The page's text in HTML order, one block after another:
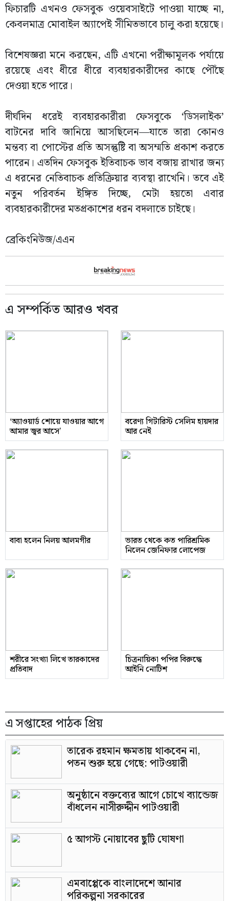
ফিচারটি এখনও ফেসবুক ওয়েবসাইটে পাওয়া যাচ্ছে না,
কেবলমাত্র মোবাইল অ্যাপেই সীমিতভাবে চালু করা হয়েছে।
বিশেষজ্ঞরা মনে করছেন, এটি এখনো পরীক্ষামূলক পর্যায়ে
রয়েছে এবং ধীরে ধীরে ব্যবহারকারীদের কাছে পৌঁছে
দেওয়া হতে পারে।
দীর্ঘদিন ধরেই ব্যবহারকারীরা ফেসবুকে ‘ডিসলাইক’
বাটনের দাবি জানিয়ে আসছিলেন—যাতে তারা কোনও
মন্তব্য বা পোস্টের প্রতি অসন্তুষ্টি বা অসম্মতি প্রকাশ করতে
পারেন। এতদিন ফেসবুক ইতিবাচক ভাব বজায় রাখার জন্য
এ ধরনের নেতিবাচক প্রতিক্রিয়ার ব্যবস্থা রাখেনি। তবে এই
নতুন পরিবর্তন ইঙ্গিত দিচ্ছে, মেটা হয়তো এবার
ব্যবহারকারীদের মতপ্রকাশের ধরন বদলাতে চাইছে।
ব্রেকিংনিউজ/এএন
এ সম্পর্কিত আরও খবর
‘অ্যাওয়ার্ড শোয়ে যাওয়ার আগে
আমার জ্বর আসে’
বরেণ্য গিটারিস্ট সেলিম হায়দার
আর নেই
বাবা হলেন নিলয় আলমগীর ভারত থেকে কত পারিশ্রমিক
নিলেন জেনিফার লোপেজ
শরীরে সংখ্যা লিখে তারকাদের
প্রতিবাদ
চিত্রনায়িকা পপির বিরুদ্ধে
আইনি নোটিশ
এ সপ্তাহের পাঠক প্রিয়
তারেক রহমান ক্ষমতায় থাকবেন না,
পতন শুরু হয়ে গেছে: পাটওয়ারী
অনুষ্ঠানে বক্তব্যের আগে চোখে ব্যান্ডেজ
বাঁধলেন নাসীরুদ্দীন পাটওয়ারী
৫ আগস্ট নোয়াবের ছুটি ঘোষণা
এমবাপ্পেকে বাংলাদেশে আনার
পরিকল্পনা সরকারের